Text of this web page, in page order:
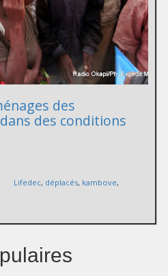
des
des conditions
Lifedec, déplacés, kambove,